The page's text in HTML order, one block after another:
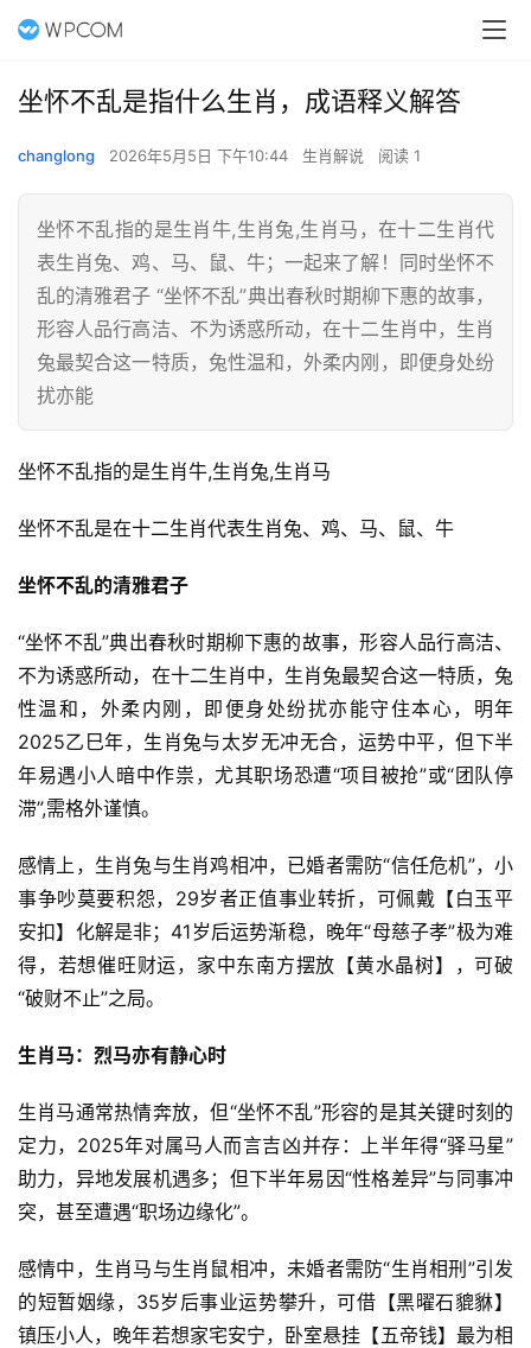
坐怀不乱是指什么生肖，成语释义解答
changlong 2026年5月5日 下午10:44 生肖解说 阅读 1
坐怀不乱指的是生肖牛,生肖兔,生肖马，在十二生肖代
表生肖兔、鸡、马、鼠、牛；一起来了解！同时坐怀不
乱的清雅君子 “坐怀不乱”典出春秋时期柳下惠的故事，
形容人品行高洁、不为诱惑所动，在十二生肖中，生肖
兔最契合这一特质，兔性温和，外柔内刚，即便身处纷
扰亦能
坐怀不乱指的是生肖牛,生肖兔,生肖马
坐怀不乱是在十二生肖代表生肖兔、鸡、马、鼠、牛
坐怀不乱的清雅君子
“坐怀不乱”典出春秋时期柳下惠的故事，形容人品行高洁、
不为诱惑所动，在十二生肖中，生肖兔最契合这一特质，兔
性温和，外柔内刚，即便身处纷扰亦能守住本心，明年
2025乙巳年，生肖兔与太岁无冲无合，运势中平，但下半
年易遇小人暗中作祟，尤其职场恐遭“项目被抢”或“团队停
滞”,需格外谨慎。
感情上，生肖兔与生肖鸡相冲，已婚者需防“信任危机”，小
事争吵莫要积怨，29岁者正值事业转折，可佩戴【白玉平
安扣】化解是非；41岁后运势渐稳，晚年“母慈子孝”极为难
得，若想催旺财运，家中东南方摆放【黄水晶树】，可破
“破财不止”之局。
生肖马：烈马亦有静心时
生肖马通常热情奔放，但“坐怀不乱”形容的是其关键时刻的
定力，2025年对属马人而言吉凶并存：上半年得“驿马星”
助力，异地发展机遇多；但下半年易因“性格差异”与同事冲
突，甚至遭遇“职场边缘化”。
感情中，生肖马与生肖鼠相冲，未婚者需防“生肖相刑”引发
的短暂姻缘，35岁后事业运势攀升，可借【黑曜石貔貅】
镇压小人，晚年若想家宅安宁，卧室悬挂【五帝钱】最为相